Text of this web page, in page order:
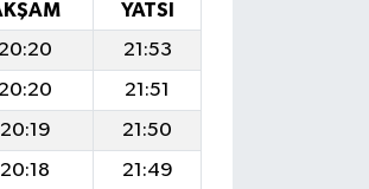
YATSI
20:20
21:53
20:20
21:51
20:19
21:50
20:18
21:49